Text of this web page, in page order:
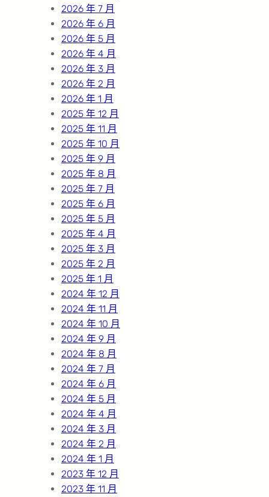
2026 年 7 月
2026 年 6 月
2026 年 5 月
2026 年 4 月
2026 年 3 月
2026 年 2 月
2026 年 1 月
2025 年 12 月
2025 年 11 月
2025 年 10 月
2025 年 9 月
2025 年 8 月
2025 年 7 月
2025 年 6 月
2025 年 5 月
2025 年 4 月
2025 年 3 月
2025 年 2 月
2025 年 1 月
2024 年 12 月
2024 年 11 月
2024 年 10 月
2024 年 9 月
2024 年 8 月
2024 年 7 月
2024 年 6 月
2024 年 5 月
2024 年 4 月
2024 年 3 月
2024 年 2 月
2024 年 1 月
2023 年 12 月
2023 年 11 月